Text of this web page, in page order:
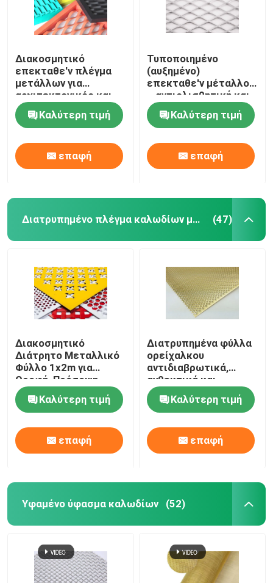
Διακοσμητικό
επεκταθε'ν πλέγμα
μετάλλων για
αρχιτεκτονικός και
βιομηχανικός
Καλύτερη τιμή
επαφή
Τυποποιημένο
(αυξημένο)
επεκταθε'ν μέταλλο
– αντιολισθητική και
μεγάλη αντίσταση
διάβρωσης
Καλύτερη τιμή
επαφή
Διατρυπημένο πλέγμα καλωδίων μετάλλων (47)
Διακοσμητικό
Διάτρητο Μεταλλικό
Φύλλο 1x2m για
Οροφή, Πρόσοψη,
Διαχωριστικό
Καλύτερη τιμή
επαφή
Διατρυπημένα φύλλα
ορείχαλκου
αντιδιαβρωτικά,
ανθεκτικά και
αισθητικά για την
αρχιτεκτονική και τη
διακόσμηση
Καλύτερη τιμή
επαφή
Υφαμένο ύφασμα καλωδίων (52)